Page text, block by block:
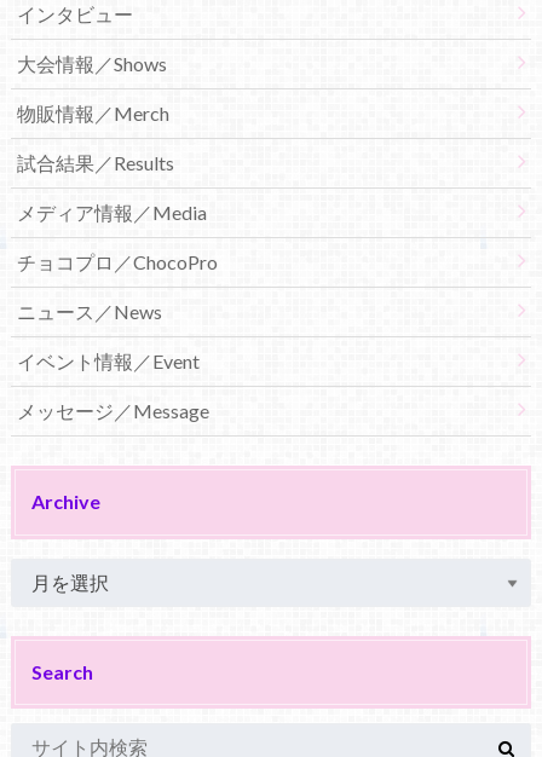
インタビュー
大会情報／Shows
物販情報／Merch
試合結果／Results
メディア情報／Media
チョコプロ／ChocoPro
ニュース／News
イベント情報／Event
メッセージ／Message
Archive
Search